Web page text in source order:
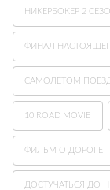
НИКЕРБОКЕР 2
ФИНАЛ
САМОЛЕТОМ
10 ROAD MOVIE
ФИЛЬМ О ДОРОГЕ
ДОСТУЧАТЬСЯ ДО